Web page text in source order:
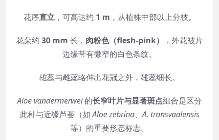
花序直立，可高达约 1 m ，从植株中部以上分枝。
花朵约 30 mm 长， 肉粉色（flesh‑pink）
，外花被片
边缘带有微窄的白色条纹。
雄蕊与雌蕊略伸出花冠之外，雄蕊细长。
Aloe vandermerwei的长窄叶片与显著斑点组合是区分
此种与近缘芦荟（如Aloe zebrina、A. transvaalensis
等）的重要形态标志。